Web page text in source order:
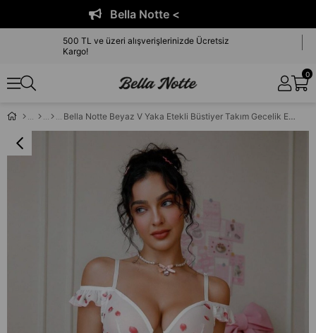
Bella Notte <
500 TL ve üzeri alışverişlerinizde Ücretsiz
Kargo!
0
Bella Notte Beyaz V Yaka Etekli Büstiyer Takım Gecelik ED-17525